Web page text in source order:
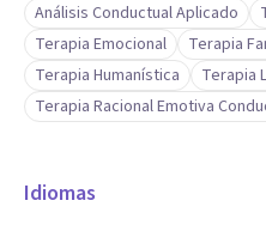
Análisis Conductual Aplicado
Terapia Emocional
Terapia
Terapia Humanística
Terapia
Terapia Racional Emotiva
Idiomas